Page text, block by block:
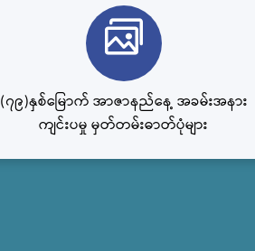
(၇၉)နှစ်မြောက် အာဇာနည်နေ့ အခမ်းအနား
ကျင်းပမှု မှတ်တမ်းဓာတ်ပုံများ